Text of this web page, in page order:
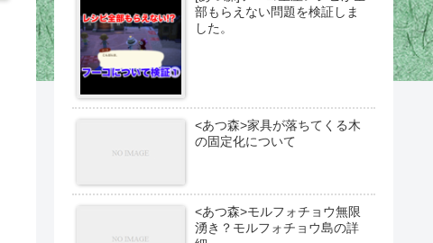
部もらえない問題を検証しま
した。
<あつ森>家具が落ちてくる木
の固定化について
<あつ森>モルフォチョウ無限
湧き？モルフォチョウ島の詳